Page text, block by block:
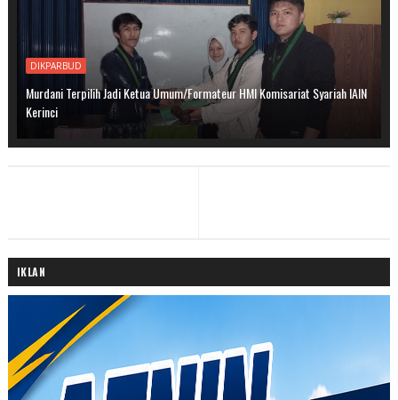
DIKPARBUD
Murdani Terpilih Jadi Ketua Umum/Formateur HMI Komisariat Syariah IAIN
Kerinci
IKLAN